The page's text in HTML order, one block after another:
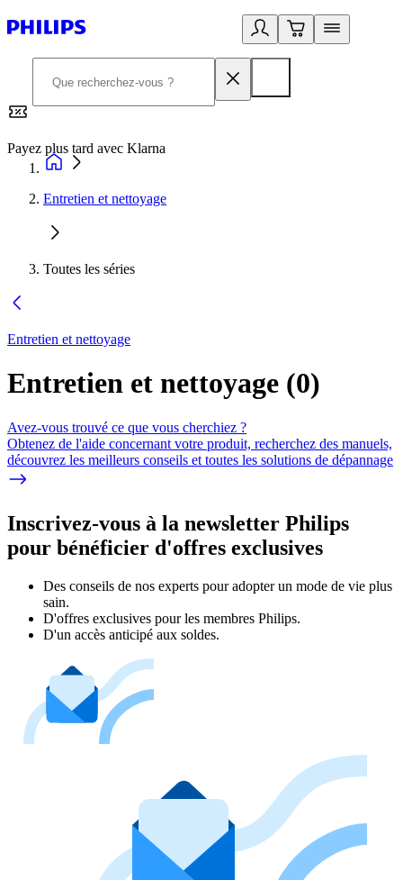
Payez plus tard avec Klarna
Entretien et nettoyage
Toutes les séries
Entretien et nettoyage
Entretien et nettoyage (0)
Avez-vous trouvé ce que vous cherchiez ?
Obtenez de l'aide concernant votre produit, recherchez des manuels,
découvrez les meilleurs conseils et toutes les solutions de dépannage
Inscrivez-vous à la newsletter Philips
pour bénéficier d'offres exclusives
Des conseils de nos experts pour adopter un mode de vie plus
sain.
D'offres exclusives pour les membres Philips.
D'un accès anticipé aux soldes.